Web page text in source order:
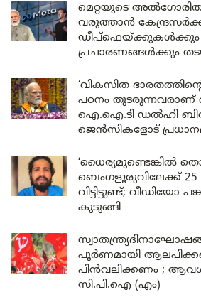
മെറ്റയുടെ
വരുത്താൻ
ഡീപ്‌ഫെയ്ക്കുകൾക്കും
പ്രചാരണങ്ങൾക്കും
‘വികസിത
പഠനം തുടരുന്നവരാണ്
ഐ.ഐ.ടി ഡൽഹി
ജെൻസികളോട്
‘ധൈര്യമുണ്ടെങ്കിൽ
ബെംഗളൂരുവിലേക്ക് 25
വിട്ടിട്ടുണ്ട്; വീഡിയോ
കുടുങ്ങി
പൂർണമായി
പിൻവലിക്കണം ;
സി.പി.ഐ (എം)